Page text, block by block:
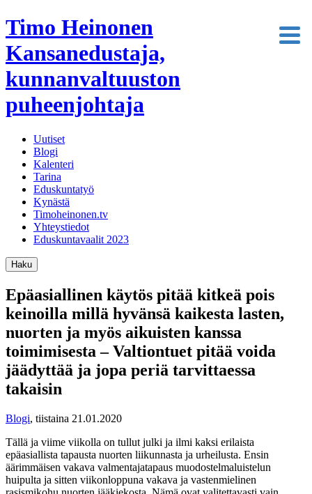
Timo Heinonen
Kansanedustaja,
kunnanvaltuuston
puheenjohtaja
Uutiset
Blogi
Kalenteri
Tarina
Eduskuntatyö
Kynästä
Timoheinonen.tv
Yhteystiedot
Eduskuntavaalit 2023
Haku
Epäasiallinen käytös pitää kitkeä pois
keinoilla millä hyvänsä kaikesta lasten,
nuorten ja myös aikuisten kanssa
toimimisesta – Valtiontuet pitää voida
jäädyttää ja jopa periä tarvittaessa
takaisin
Blogi, tiistaina 21.01.2020
Tällä ja viime viikolla on tullut julki ja ilmi kaksi erilaista
epäasiallista tapausta nuorten liikunnasta ja urheilusta. Ensin
äärimmäisen vakava valmentajatapaus muodostelmaluistelun
huipulta ja sitten viikonloppuna vakava ja vastenmielinen